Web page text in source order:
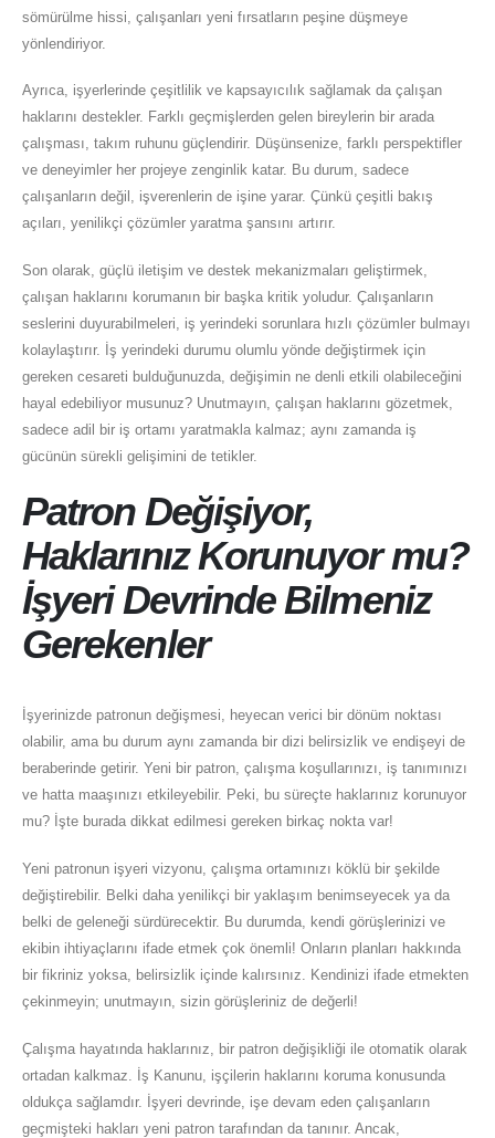
sömürülme hissi, çalışanları yeni fırsatların peşine düşmeye
yönlendiriyor.
Ayrıca, işyerlerinde çeşitlilik ve kapsayıcılık sağlamak da çalışan
haklarını destekler. Farklı geçmişlerden gelen bireylerin bir arada
çalışması, takım ruhunu güçlendirir. Düşünsenize, farklı perspektifler
ve deneyimler her projeye zenginlik katar. Bu durum, sadece
çalışanların değil, işverenlerin de işine yarar. Çünkü çeşitli bakış
açıları, yenilikçi çözümler yaratma şansını artırır.
Son olarak, güçlü iletişim ve destek mekanizmaları geliştirmek,
çalışan haklarını korumanın bir başka kritik yoludur. Çalışanların
seslerini duyurabilmeleri, iş yerindeki sorunlara hızlı çözümler bulmayı
kolaylaştırır. İş yerindeki durumu olumlu yönde değiştirmek için
gereken cesareti bulduğunuzda, değişimin ne denli etkili olabileceğini
hayal edebiliyor musunuz? Unutmayın, çalışan haklarını gözetmek,
sadece adil bir iş ortamı yaratmakla kalmaz; aynı zamanda iş
gücünün sürekli gelişimini de tetikler.
Patron Değişiyor,
Haklarınız Korunuyor mu?
İşyeri Devrinde Bilmeniz
Gerekenler
İşyerinizde patronun değişmesi, heyecan verici bir dönüm noktası
olabilir, ama bu durum aynı zamanda bir dizi belirsizlik ve endişeyi de
beraberinde getirir. Yeni bir patron, çalışma koşullarınızı, iş tanımınızı
ve hatta maaşınızı etkileyebilir. Peki, bu süreçte haklarınız korunuyor
mu? İşte burada dikkat edilmesi gereken birkaç nokta var!
Yeni patronun işyeri vizyonu, çalışma ortamınızı köklü bir şekilde
değiştirebilir. Belki daha yenilikçi bir yaklaşım benimseyecek ya da
belki de geleneği sürdürecektir. Bu durumda, kendi görüşlerinizi ve
ekibin ihtiyaçlarını ifade etmek çok önemli! Onların planları hakkında
bir fikriniz yoksa, belirsizlik içinde kalırsınız. Kendinizi ifade etmekten
çekinmeyin; unutmayın, sizin görüşleriniz de değerli!
Çalışma hayatında haklarınız, bir patron değişikliği ile otomatik olarak
ortadan kalkmaz. İş Kanunu, işçilerin haklarını koruma konusunda
oldukça sağlamdır. İşyeri devrinde, işe devam eden çalışanların
geçmişteki hakları yeni patron tarafından da tanınır. Ancak,